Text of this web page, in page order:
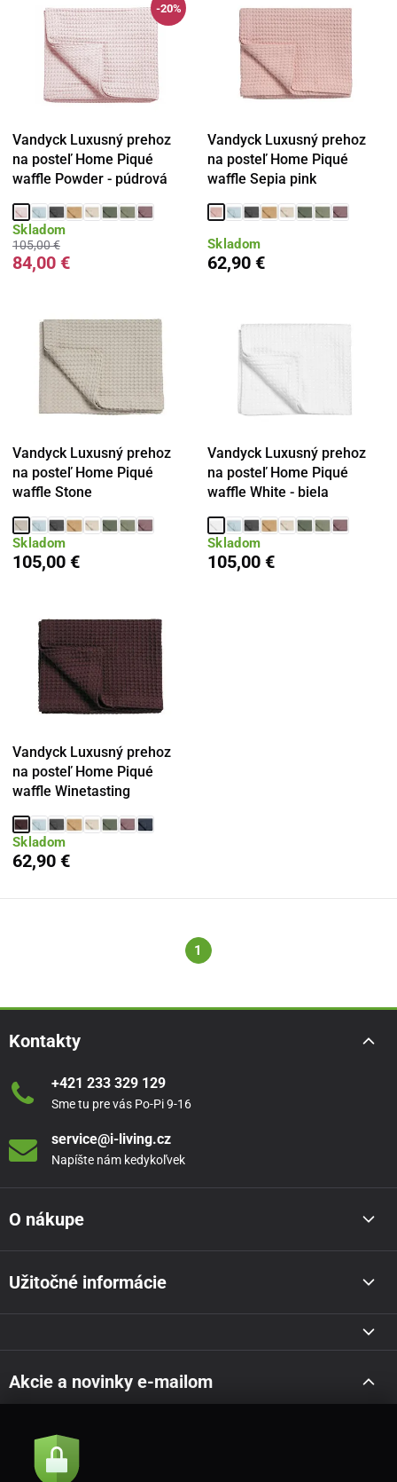
-20%
Vandyck Luxusný prehoz
na posteľ Home Piqué
waffle Powder - púdrová
Skladom
105,00 €
84,00 €
Vandyck Luxusný prehoz
na posteľ Home Piqué
waffle Sepia pink
Skladom
62,90 €
Vandyck Luxusný prehoz
na posteľ Home Piqué
waffle Stone
Skladom
105,00 €
Vandyck Luxusný prehoz
na posteľ Home Piqué
waffle White - biela
Skladom
105,00 €
Vandyck Luxusný prehoz
na posteľ Home Piqué
waffle Winetasting
Skladom
62,90 €
1
Kontakty
+421 233 329 129
Sme tu pre vás Po-Pi 9-16
service@i-living.cz
Napíšte nám kedykoľvek
O nákupe
Užitočné informácie
Akcie a novinky e-mailom
Súhlasím so